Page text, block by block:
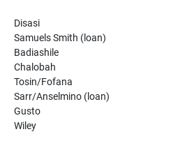
Disasi
Samuels Smith (loan)
Badiashile
Chalobah
Tosin/Fofana
Sarr/Anselmino (loan)
Gusto
Wiley